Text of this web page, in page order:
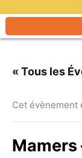
contenu
« Tous les
Cet évènement
Mamers